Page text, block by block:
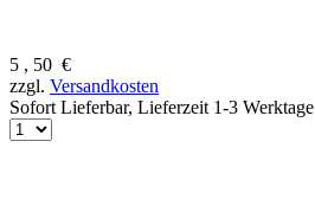
5 , 50 €
zzgl. Versandkosten
Sofort Lieferbar, Lieferzeit 1-3 Werktage